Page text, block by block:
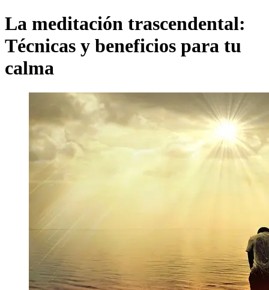
La meditación trascendental:
Técnicas y beneficios para tu
calma